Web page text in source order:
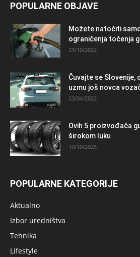
POPULARNE OBJAVE
Možete natočiti
ograničenja točenja
23/10/2022
Čuvajte se Slovenije,
uzmu još novca
23/04/2022
Ovih 5 proizvođača
širokom luku
10/10/2025
POPULARNE KATEGORIJE
Aktualno
Izbor uredništva
Tehnika
Lifestyle